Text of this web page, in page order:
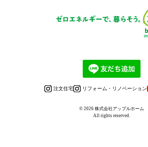
注文住宅 リフォーム・リノベーション
© 2026 株式会社アップルホーム
All rights reserved.